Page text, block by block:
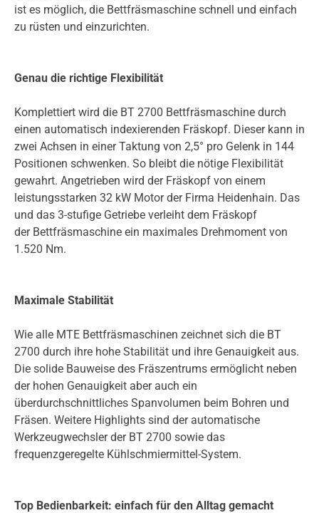
ist es möglich, die Bettfräsmaschine schnell und einfach
zu rüsten und einzurichten.
Genau die richtige Flexibilität
Komplettiert wird die BT 2700 Bettfräsmaschine durch
einen automatisch indexierenden Fräskopf. Dieser kann in
zwei Achsen in einer Taktung von 2,5° pro Gelenk in 144
Positionen schwenken. So bleibt die nötige Flexibilität
gewahrt. Angetrieben wird der Fräskopf von einem
leistungsstarken 32 kW Motor der Firma Heidenhain. Das
und das 3-stufige Getriebe verleiht dem Fräskopf
der Bettfräsmaschine ein maximales Drehmoment von
1.520 Nm.
Maximale Stabilität
Wie alle MTE Bettfräsmaschinen zeichnet sich die BT
2700 durch ihre hohe Stabilität und ihre Genauigkeit aus.
Die solide Bauweise des Fräszentrums ermöglicht neben
der hohen Genauigkeit aber auch ein
überdurchschnittliches Spanvolumen beim Bohren und
Fräsen. Weitere Highlights sind der automatische
Werkzeugwechsler der BT 2700 sowie das
frequenzgeregelte Kühlschmiermittel-System.
Top Bedienbarkeit: einfach für den Alltag gemacht